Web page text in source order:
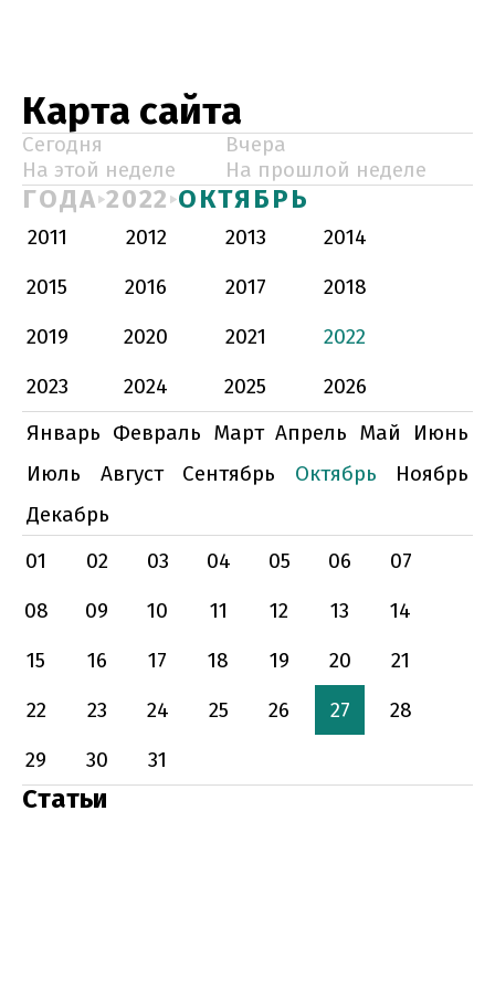
Карта сайта
Сегодня
Вчера
На этой неделе
На прошлой неделе
ГОДА 2022 ОКТЯБРЬ
2011 2012 2013
2014
2015
2016 2017
2018
2019
2020 2021
2022
2023
2024 2025
2026
Январь Февраль Март Апрель Май
Июнь
Июль
Август Сентябрь Октябрь
Ноябрь
Декабрь
01
02 03 04 05 06
07
08
09 10 11 12 13
14
15
16 17 18 19 20
21
22
23 24 25 26 27
28
29
30 31
Статьи